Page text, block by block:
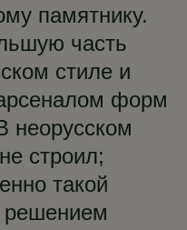
памятнику.
часть
стиле и
форм
неорусском
строил;
такой
решением